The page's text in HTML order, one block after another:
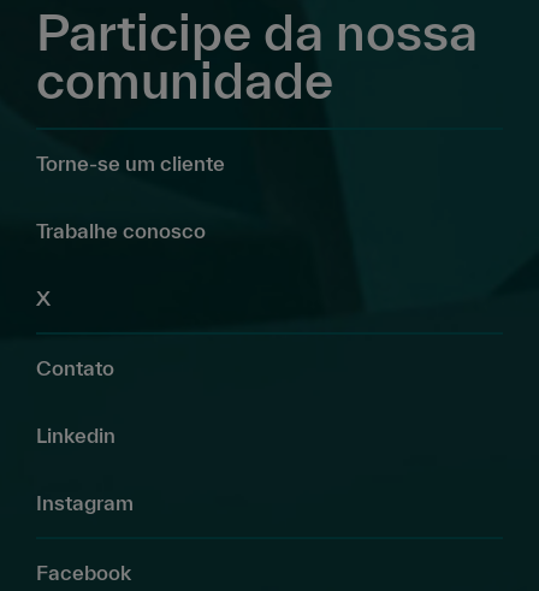
Participe da nossa
comunidade
Torne-se um cliente
Trabalhe conosco
X
Contato
Linkedin
Instagram
Facebook